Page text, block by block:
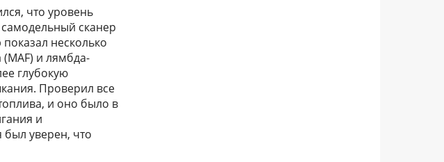
что уровень
сканер
несколько
(MAF) и лямбда-
глубокую
Проверил все
и оно было в
и
был уверен, что